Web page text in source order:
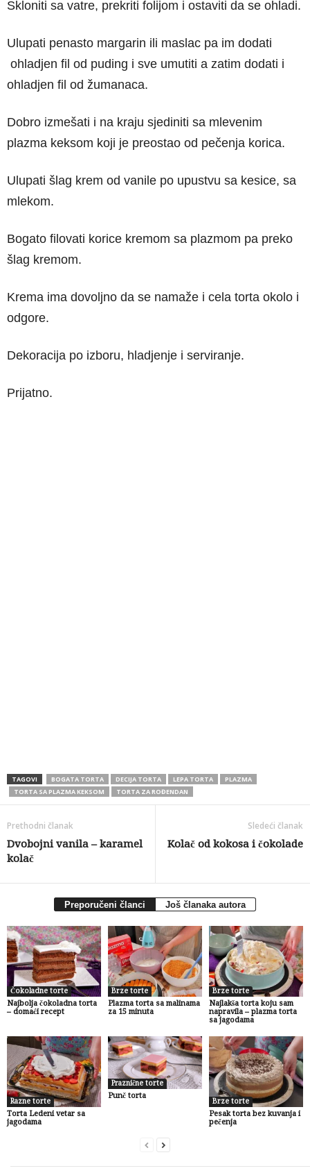
Skloniti sa vatre, prekriti folijom i ostaviti da se ohladi.
Ulupati penasto margarin ili maslac pa im dodati
ohladjen fil od puding i sve umutiti a zatim dodati i
ohladjen fil od žumanaca.
Dobro izmešati i na kraju sjediniti sa mlevenim
plazma keksom koji je preostao od pečenja korica.
Ulupati šlag krem od vanile po upustvu sa kesice, sa
mlekom.
Bogato filovati korice kremom sa plazmom pa preko
šlag kremom.
Krema ima dovoljno da se namaže i cela torta okolo i
odgore.
Dekoracija po izboru, hladjenje i serviranje.
Prijatno.
TAGOVI BOGATA TORTA DECIJA TORTA LEPA TORTA
PLAZMA
TORTA SA PLAZMA KEKSOM
TORTA ZA ROĐENDAN
Prethodni članak
Dvobojni vanila – karamel
kolač
Sledeći članak
Kolač od kokosa i čokolade
Preporučeni članci Još članaka autora
Čokoladne torte
Najbolja čokoladna torta
– domaći recept
Brze torte
Plazma torta sa malinama
za 15 minuta
Brze torte
Najlakša torta koju sam
napravila – plazma torta
sa jagodama
Razne torte
Torta Ledeni vetar sa
jagodama
Praznične torte
Punč torta
Brze torte
Pesak torta bez kuvanja i
pečenja